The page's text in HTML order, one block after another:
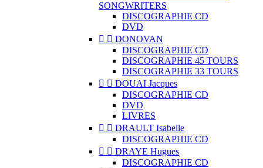
SONGWRITERS
DISCOGRAPHIE CD
DVD
  DONOVAN
DISCOGRAPHIE CD
DISCOGRAPHIE 45 TOURS
DISCOGRAPHIE 33 TOURS
  DOUAI Jacques
DISCOGRAPHIE CD
DVD
LIVRES
  DRAULT Isabelle
DISCOGRAPHIE CD
  DRAYE Hugues
DISCOGRAPHIE CD